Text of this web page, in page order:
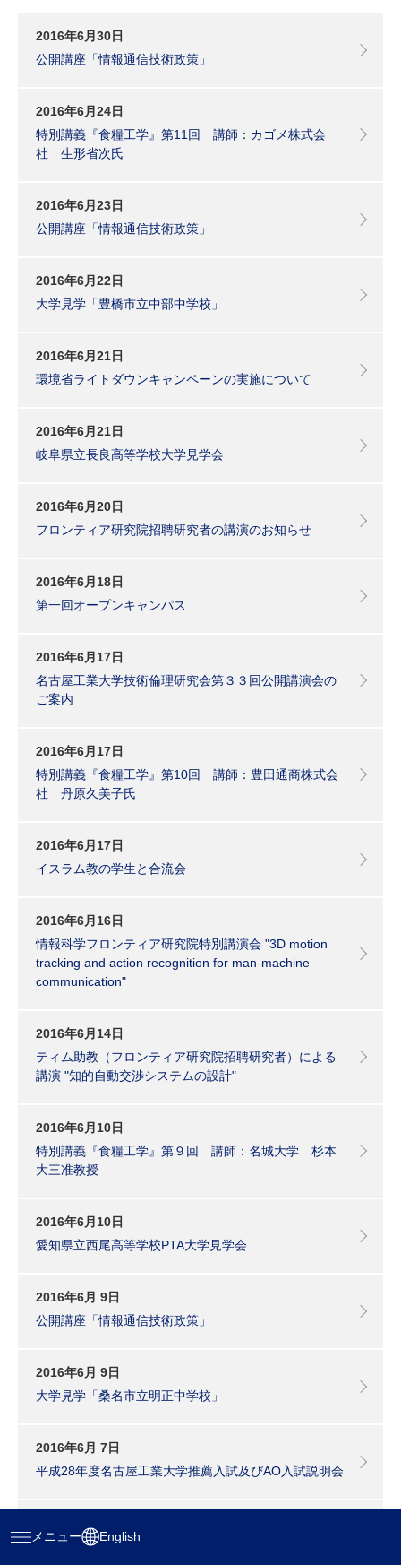
メニュー English
2016年6月30日
公開講座「情報通信技術政策」
2016年6月24日
特別講義『食糧工学』第11回 講師：カゴメ株式会
社 生形省次氏
2016年6月23日
公開講座「情報通信技術政策」
2016年6月22日
大学見学「豊橋市立中部中学校」
2016年6月21日
環境省ライトダウンキャンペーンの実施について
2016年6月21日
岐阜県立長良高等学校大学見学会
2016年6月20日
フロンティア研究院招聘研究者の講演のお知らせ
2016年6月18日
第一回オープンキャンパス
2016年6月17日
名古屋工業大学技術倫理研究会第３３回公開講演会の
ご案内
2016年6月17日
特別講義『食糧工学』第10回 講師：豊田通商株式会
社 丹原久美子氏
2016年6月17日
イスラム教の学生と合流会
2016年6月16日
情報科学フロンティア研究院特別講演会 "3D motion
tracking and action recognition for man-machine
communication"
2016年6月14日
ティム助教（フロンティア研究院招聘研究者）による
講演 "知的自動交渉システムの設計"
2016年6月10日
特別講義『食糧工学』第９回 講師：名城大学 杉本
大三准教授
2016年6月10日
愛知県立西尾高等学校PTA大学見学会
2016年6月 9日
公開講座「情報通信技術政策」
2016年6月 9日
大学見学「桑名市立明正中学校」
2016年6月 7日
平成28年度名古屋工業大学推薦入試及びAO入試説明会
歓迎 昭和４５年繊維高分子工学科卒業生の皆様